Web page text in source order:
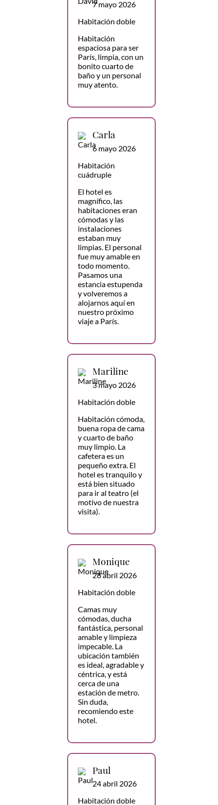
7 mayo 2026
Habitación doble
Habitación
espaciosa para ser
París, limpia, con un
bonito cuarto de
baño y un personal
muy atento.
Carla
6 mayo 2026
Habitación
cuádruple
El hotel es
magnífico, las
habitaciones eran
cómodas y las
instalaciones
estaban muy
limpias. El personal
fue muy amable en
todo momento.
Pasamos una
estancia estupenda
y volveremos a
alojarnos aquí en
nuestro próximo
viaje a París.
Mariline
3 mayo 2026
Habitación doble
Habitación cómoda,
buena ropa de cama
y cuarto de baño
muy limpio. La
cafetera es un
pequeño extra. El
hotel es tranquilo y
está bien situado
para ir al teatro (el
motivo de nuestra
visita).
Monique
28 abril 2026
Habitación doble
Camas muy
cómodas, ducha
fantástica, personal
amable y limpieza
impecable. La
ubicación también
es ideal, agradable y
céntrica, y está
cerca de una
estación de metro.
Sin duda,
recomiendo este
hotel.
Paul
24 abril 2026
Habitación doble